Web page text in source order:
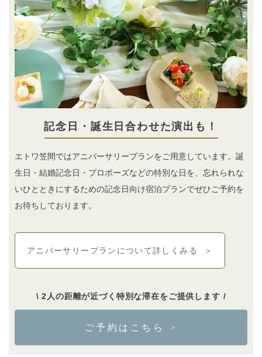
記念日・誕生日合わせた演出も！
エトワ笠間ではアニバーサリープランをご用意しています。誕
生日・結婚記念日・プロポーズなどの特別な日を、忘れられな
いひとときにするための記念日向け宿泊プランでぜひご予約を
お待ちしております。
アニバーサリープランについて詳しくみる ＞
\ 2人の距離が近づく特別な滞在をご提供します /
ご予約はこちら ＞